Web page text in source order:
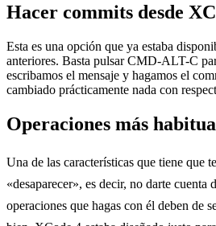
Hacer commits desde
Esta es una opción que ya estaba
anteriores. Basta pulsar CMD-ALT-C
escribamos el mensaje y hagamos el
cambiado prácticamente nada con
Operaciones más
Una de las características que tiene que
«desaparecer», es decir, no darte cuenta
operaciones que hagas con él deben de